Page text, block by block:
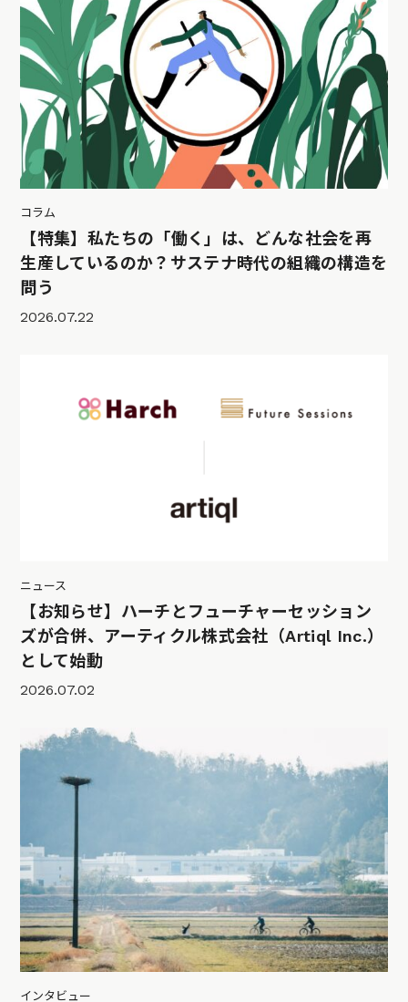
コラム
【特集】私たちの「働く」は、どんな社会を再
生産しているのか？サステナ時代の組織の構造を
問う
2026.07.22
ニュース
【お知らせ】ハーチとフューチャーセッション
ズが合併、アーティクル株式会社（Artiql Inc.）
として始動
2026.07.02
インタビュー